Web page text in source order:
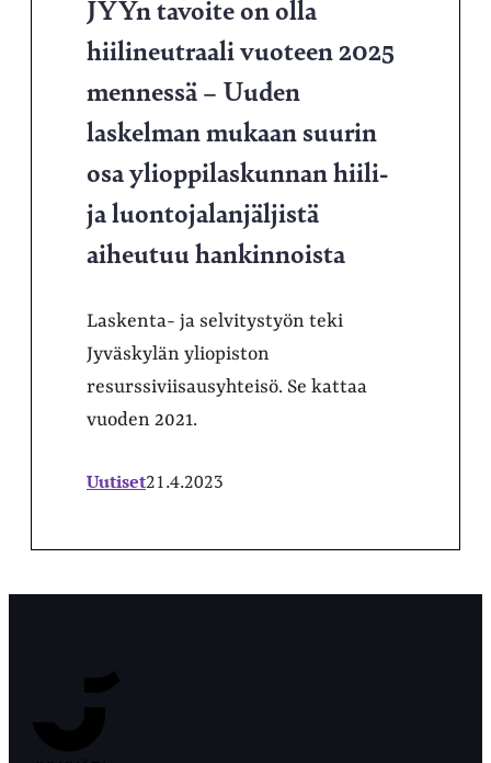
JYYn tavoite on olla
hiilineutraali vuoteen 2025
mennessä – Uuden
laskelman mukaan suurin
osa ylioppilaskunnan hiili-
ja luontojalanjäljistä
aiheutuu hankinnoista
Laskenta- ja selvitystyön teki
Jyväskylän yliopiston
resurssiviisausyhteisö. Se kattaa
vuoden 2021.
Uutiset21.4.2023